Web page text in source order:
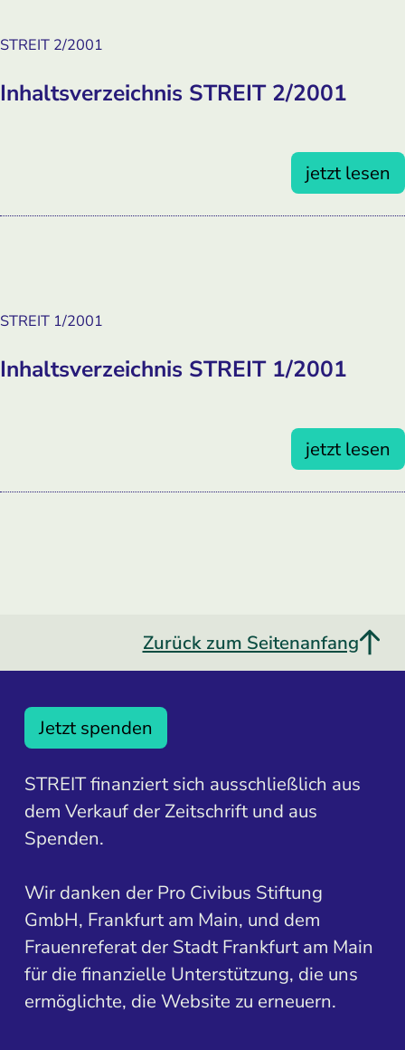
STREIT 2/2001
Inhaltsverzeichnis STREIT 2/2001
jetzt lesen
STREIT 1/2001
Inhaltsverzeichnis STREIT 1/2001
jetzt lesen
Zurück zum Seitenanfang
Jetzt spenden
STREIT finanziert sich ausschließlich aus
dem Verkauf der Zeitschrift und aus
Spenden.
Wir danken der Pro Civibus Stiftung
GmbH, Frankfurt am Main, und dem
Frauenreferat der Stadt Frankfurt am Main
für die finanzielle Unterstützung, die uns
ermöglichte, die Website zu erneuern.